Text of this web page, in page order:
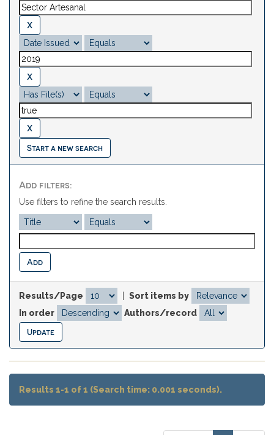
Start a new search
Add filters:
Use filters to refine the search results.
Results/Page
Sort items by
In order
Authors/record
Results 1-1 of 1 (Search time: 0.001 seconds).